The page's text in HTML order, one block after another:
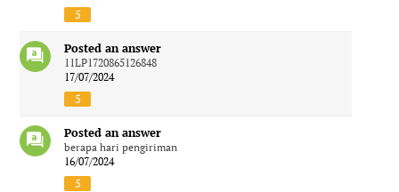
5
Posted an answer
11LP1720865126848
17/07/2024
5
Posted an answer
berapa hari pengiriman
16/07/2024
5